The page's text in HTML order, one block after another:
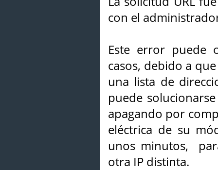
con el
Este error puede
casos, debido a
una lista de
puede
apagando por
eléctrica de su
unos minutos,
otra IP distinta.